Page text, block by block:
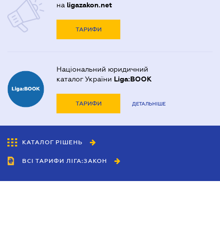
на ligazakon.net
ТАРИФИ
Національний юридичний
каталог України Liga:BOOK
ТАРИФИ ДЕТАЛЬНІШЕ
КАТАЛОГ РІШЕНЬ
ВСІ ТАРИФИ ЛІГА:ЗАКОН